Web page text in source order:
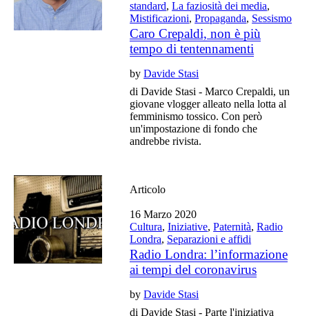
standard,La faziosità dei media,
Mistificazioni,Propaganda, Sessismo
Caro Crepaldi, non è più
tempo di tentennamenti
byDavide Stasi
di Davide Stasi - Marco Crepaldi, un
giovane vlogger alleato nella lotta al
femminismo tossico. Con però
un'impostazione di fondo che
andrebbe rivista.
Articolo
16 Marzo 2020
Cultura,Iniziative,Paternità,Radio
Londra, Separazioni e affidi
Radio Londra: l’informazione
ai tempi del coronavirus
byDavide Stasi
di Davide Stasi - Parte l'iniziativa